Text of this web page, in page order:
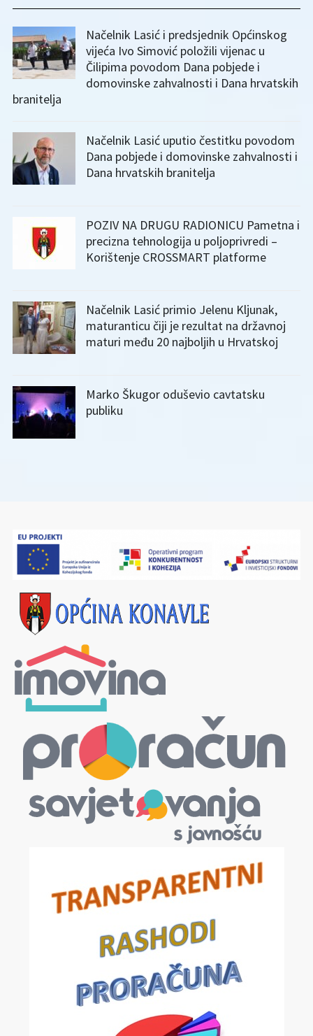
Načelnik Lasić i predsjednik Općinskog
vijeća Ivo Simović položili vijenac u
Čilipima povodom Dana pobjede i
domovinske zahvalnosti i Dana hrvatskih
branitelja
Načelnik Lasić uputio čestitku povodom
Dana pobjede i domovinske zahvalnosti i
Dana hrvatskih branitelja
POZIV NA DRUGU RADIONICU Pametna i
precizna tehnologija u poljoprivredi –
Korištenje CROSSMART platforme
Načelnik Lasić primio Jelenu Kljunak,
maturanticu čiji je rezultat na državnoj
maturi među 20 najboljih u Hrvatskoj
Marko Škugor oduševio cavtatsku
publiku